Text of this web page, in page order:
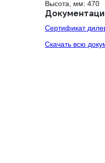
Высота, мм: 470
Сертификат
Скачать всю